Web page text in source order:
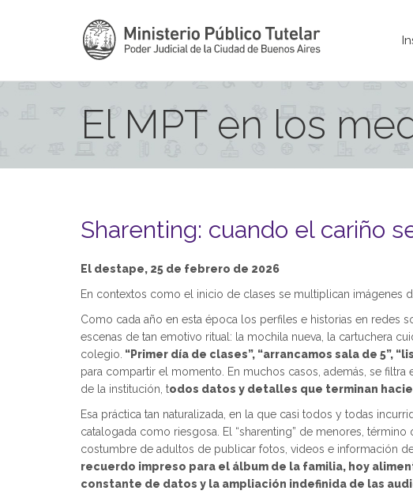
El MPT en los
Sharenting: cuando el cariño
El destape, 25 de febrero de 2026
En contextos como el inicio de clases se multiplican imágenes
Como cada año en esta época los perfiles e historias en redes
escenas de tan emotivo ritual: la mochila nueva, la cartuchera
colegio. “Primer día de clases”, “arrancamos sala de 5”,
para compartir el momento. En muchos casos, además, se
de la institución, todos datos y detalles que terminan
Esa práctica tan naturalizada, en la que casi todos y todas
catalogada como riesgosa. El “sharenting” de menores,
costumbre de adultos de publicar fotos, videos e información
recuerdo impreso para el álbum de la familia, hoy
constante de datos y la ampliación indefinida de las